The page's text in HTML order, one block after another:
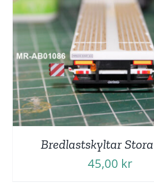
Bredlastskyltar
45,00 kr